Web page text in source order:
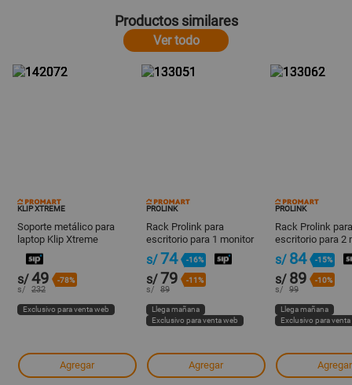
Productos similares
Ver todo
KLIP XTREME
Soporte metálico para
laptop Klip Xtreme
s/49 -78%
s/ 232
Exclusivo para venta web
Agregar
PROLINK
Rack Prolink para
escritorio para 1 monitor
17-32"
s/74 -16%
s/79 -11%
s/ 89
Llega mañana
Exclusivo para venta web
Agregar
PROLINK
Rack Prolink para
escritorio para 2
17-32"
s/ 84 -15%
s/ 89 -10%
s/ 99
Llega mañana
Exclusivo para
Agregar